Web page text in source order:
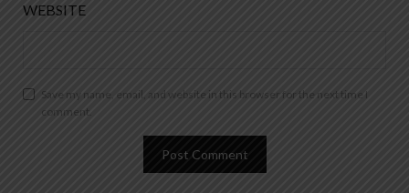
WEBSITE
Save my name, email, and website in this browser for the next time I
comment.